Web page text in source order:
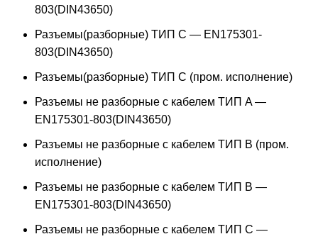
803(DIN43650)
Разъемы(разборные) ТИП C — EN175301-
803(DIN43650)
Разъемы(разборные) ТИП С (пром. исполнение)
Разъемы не разборные с кабелем ТИП A —
EN175301-803(DIN43650)
Разъемы не разборные с кабелем ТИП B (пром.
исполнение)
Разъемы не разборные с кабелем ТИП B —
EN175301-803(DIN43650)
Разъемы не разборные с кабелем ТИП C —